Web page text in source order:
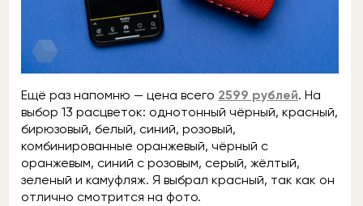
Ещё раз напомню — цена всего 2599 рублей. На
выбор 13 расцветок: однотонный чёрный, красный,
бирюзовый, белый, синий, розовый,
комбинированные оранжевый, чёрный с
оранжевым, синий с розовым, серый, жёлтый,
зеленый и камуфляж. Я выбрал красный, так как он
отлично смотрится на фото.